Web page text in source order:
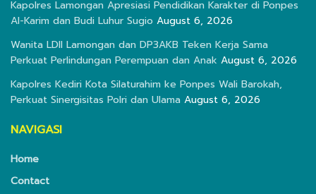
Kapolres Lamongan Apresiasi Pendidikan Karakter di Ponpes
Al-Karim dan Budi Luhur Sugio August 6, 2026
Wanita LDII Lamongan dan DP3AKB Teken Kerja Sama
Perkuat Perlindungan Perempuan dan Anak August 6, 2026
Kapolres Kediri Kota Silaturahim ke Ponpes Wali Barokah,
Perkuat Sinergisitas Polri dan Ulama August 6, 2026
NAVIGASI
Home
Contact